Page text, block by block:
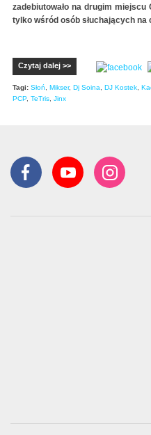
zadebiutowało na drugim
tylko wśród osób słuchających na
Czytaj dalej >>
Tagi: Słoń, Mikser, Dj Soina, DJ Kostek,
PCP, TeTris, Jinx